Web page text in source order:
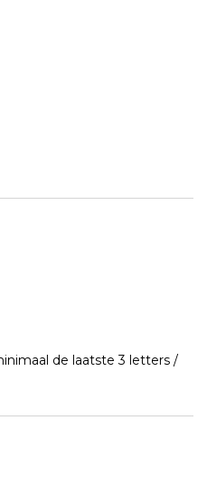
de laatste 3 letters /